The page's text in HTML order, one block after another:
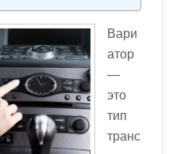
Вари
атор
—
это
тип
транс